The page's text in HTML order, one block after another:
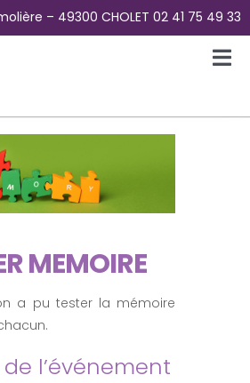
– Accueil de jour
– 49300 CHOLET 02 41 75 49 33
MEMOIRE
a pu tester la mémoire
l’événement